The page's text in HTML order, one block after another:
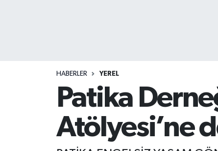
HABERLER YEREL
Patika
Atölyesi’ne